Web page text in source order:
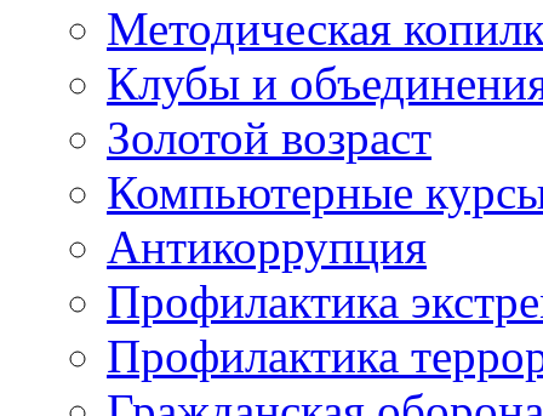
Методическая
Клубы и
Золотой возраст
Компьютерные
Антикоррупция
Профилактика
Профилактика